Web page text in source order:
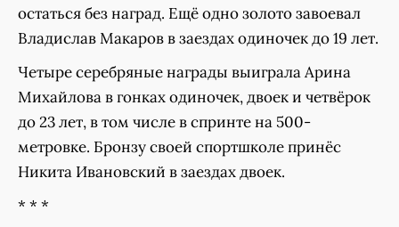
остаться без наград. Ещё одно золото завоевал
Владислав Макаров в заездах одиночек до 19 лет.
Четыре серебряные награды выиграла Арина
Михайлова в гонках одиночек, двоек и четвёрок
до 23 лет, в том числе в спринте на 500-
метровке. Бронзу своей спортшколе принёс
Никита Ивановский в заездах двоек.
* * *